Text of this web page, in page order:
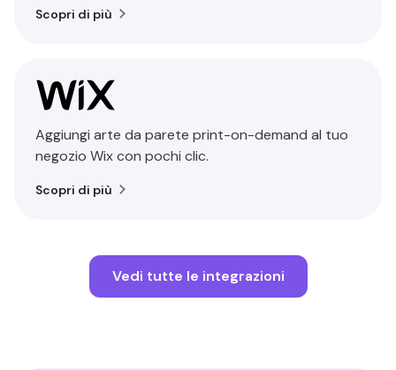
Scopri di più
Aggiungi arte da parete print-on-demand al tuo
negozio Wix con pochi clic.
Scopri di più
Vedi tutte le integrazioni